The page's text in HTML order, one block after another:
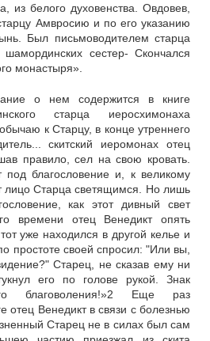
из белого духовенства. Овдовев,
Амвросию и по его указанию
Был письмоводителем старца
сестер- Скончался
монастыря».
о нем содержится в книге
старца иеросхимонаха
к Старцу, в конце утреннего
скитский иеромонах отец
правило, сел на свою кровать.
под благословение и, к великому
лицо Старца светящимся. Но лишь
как этот дивный свет
времени отец Венедикт опять
уже находился в другой келье и
простоте своей спросил: "Или вы,
Старец, не сказав ему ни
его по голове рукой. Знак
благоволения!»2 Еще раз
отец Венедикт в связи с болезнью
Старец не в силах был сам